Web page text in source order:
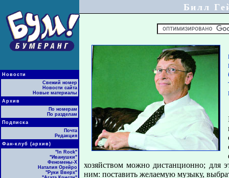
Новости
Свежий номер
Новости сайта
Новые материалы
Архив
По номерам
По разделам
Подписка
Почта
Редакция
Фан-клуб (архив)
"In Rock"
"Иванушки"
Феномены-Х
Наталия Орейро
"Руки Вверх"
Билл
хозяйством можно дистанционно; для
ним: поставить желаемую музыку,